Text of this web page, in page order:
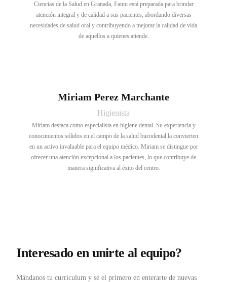
Ciencias de la Salud en Granada, Fanni está preparada para brindar
atención integral y de calidad a sus pacientes, abordando diversas
necesidades de salud oral y contribuyendo a mejorar la calidad de vida
de aquellos a quienes atiende.
Miriam Perez Marchante
Higienista
Miriam destaca como especialista en higiene dental. Su experiencia y
conocimientos sólidos en el campo de la salud bucodental la convierten
en un activo invaluable para el equipo médico. Miriam se distingue por
ofrecer una atención excepcional a los pacientes, lo que contribuye de
manera significativa al éxito del centro.
Interesado en unirte al equipo?
Mándanos tu curriculum y sé el primero en enterarte de nuevas